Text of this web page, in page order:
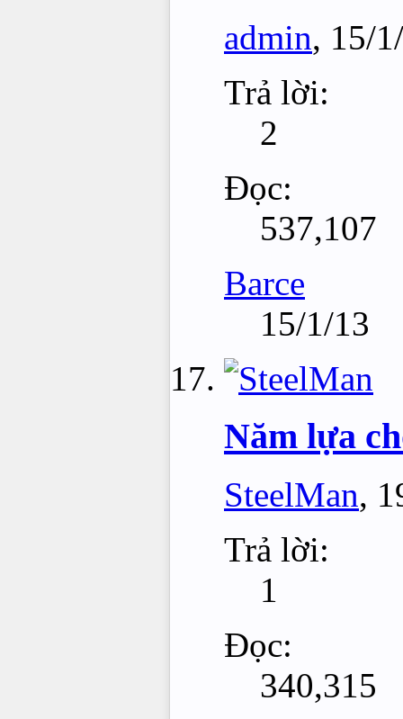
admin, 15/
Trả lời:
2
Đọc:
537,107
Barce
15/1/13
Năm lựa
SteelMan,
Trả lời:
1
Đọc:
340,315